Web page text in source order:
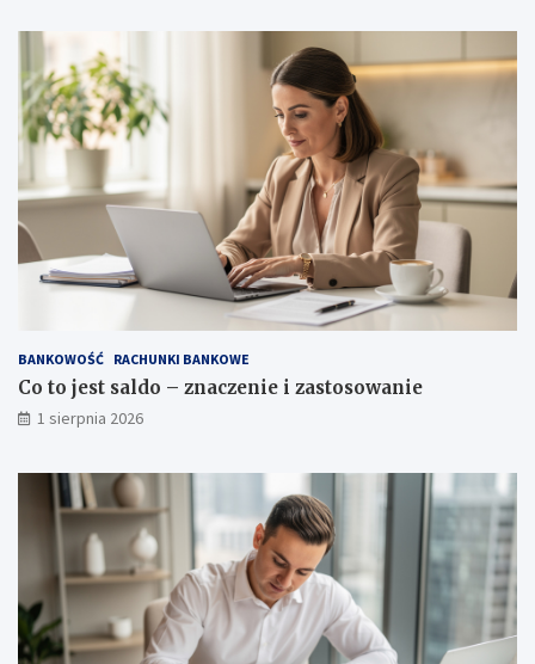
BANKOWOŚĆ RACHUNKI BANKOWE
Co to jest saldo – znaczenie i zastosowanie
1 sierpnia 2026